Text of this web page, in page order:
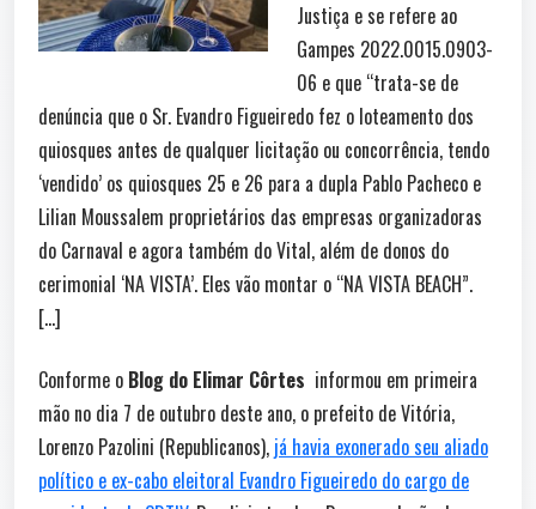
Justiça e se refere ao
Gampes 2022.0015.0903-
06 e que “trata-se de
denúncia que o Sr. Evandro Figueiredo fez o loteamento dos
quiosques antes de qualquer licitação ou concorrência, tendo
‘vendido’ os quiosques 25 e 26 para a dupla Pablo Pacheco e
Lilian Moussalem proprietários das empresas organizadoras
do Carnaval e agora também do Vital, além de donos do
cerimonial ‘NA VISTA’. Eles vão montar o “NA VISTA BEACH”.
[…]
Conforme o Blog do Elimar Côrtes informou em primeira
mão no dia 7 de outubro deste ano, o prefeito de Vitória,
Lorenzo Pazolini (Republicanos), já havia exonerado seu aliado
político e ex-cabo eleitoral Evandro Figueiredo do cargo de